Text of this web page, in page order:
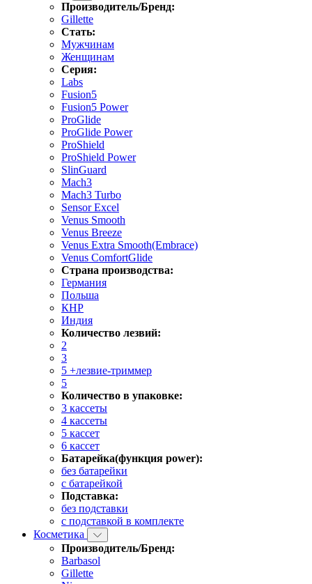
Производитель/Бренд:
Gillette
Стать:
Мужчинам
Женщинам
Серия:
Labs
Fusion5
Fusion5 Power
ProGlide
ProGlide Power
ProShield
ProShield Power
SlinGuard
Mach3
Mach3 Turbo
Sensor Excel
Venus Smooth
Venus Breeze
Venus Extra Smooth(Embrace)
Venus ComfortGlide
Страна производства:
Германия
Польша
КНР
Индия
Количество лезвий:
2
3
5 +лезвие-триммер
5
Количество в упаковке:
3 кассеты
4 кассеты
5 кассет
6 кассет
Батарейка(функция power):
без батарейки
с батарейкой
Подставка:
без подставки
с подставкой в комплекте
Косметика
Производитель/Бренд:
Barbasol
Gillette